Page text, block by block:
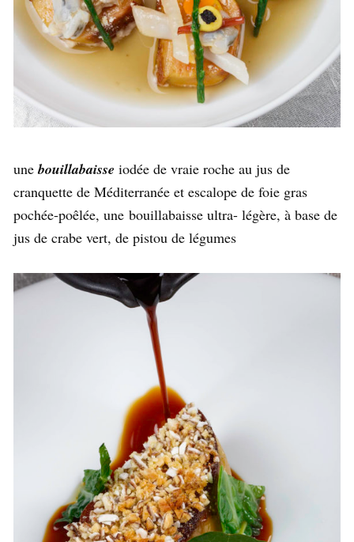
unebouillabaisse iodée de vraie roche au jus de
cranquette de Méditerranée et escalope de foie gras
pochée-poêlée, une bouillabaisse ultra- légère, à base de
jus de crabe vert, de pistou de légumes